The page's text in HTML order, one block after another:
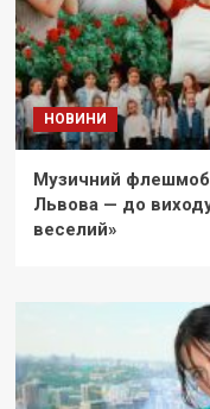
НОВИНИ
Музичний флешмоб
Львова — до
веселий»